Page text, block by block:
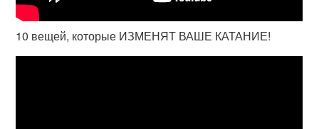
10 вещей, которые ИЗМЕНЯТ ВАШЕ КАТАНИЕ!